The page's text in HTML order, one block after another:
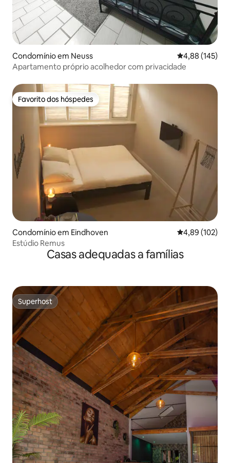
Condomínio em Neuss Classificação
4,88 (145)
Apartamento próprio acolhedor com privacidade
Favorito dos hóspedes
Favorito dos hóspedes
Condomínio em Eindhoven Classificação
4,89 (102)
Estúdio Remus
Casas adequadas a famílias
Superhost
Superhost